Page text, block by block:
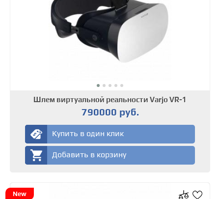
Шлем виртуальной реальности Varjo VR-1
790000 руб.
Купить в один клик
Добавить в корзину
New